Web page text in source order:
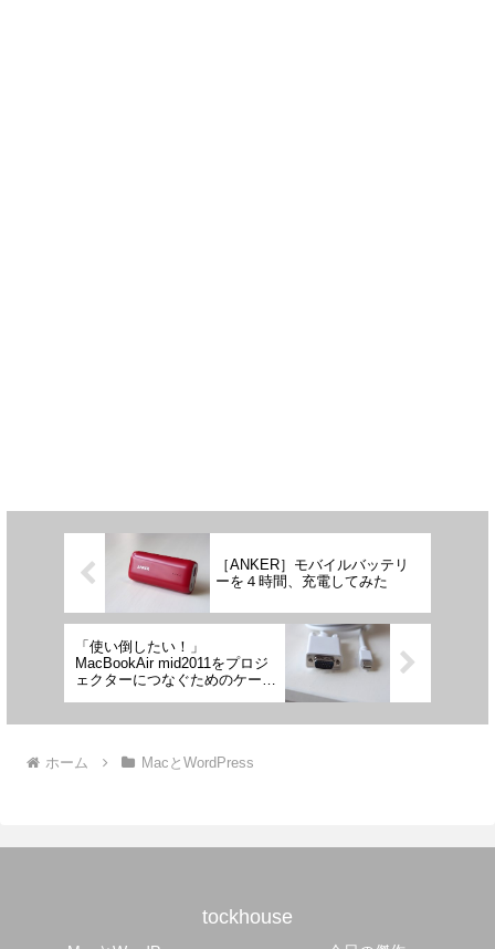
［ANKER］モバイルバッテリ
ーを４時間、充電してみた
「使い倒したい！」
MacBookAir mid2011をプロジ
ェクターにつなぐためのケーブ
ホーム MacとWordPress
tockhouse